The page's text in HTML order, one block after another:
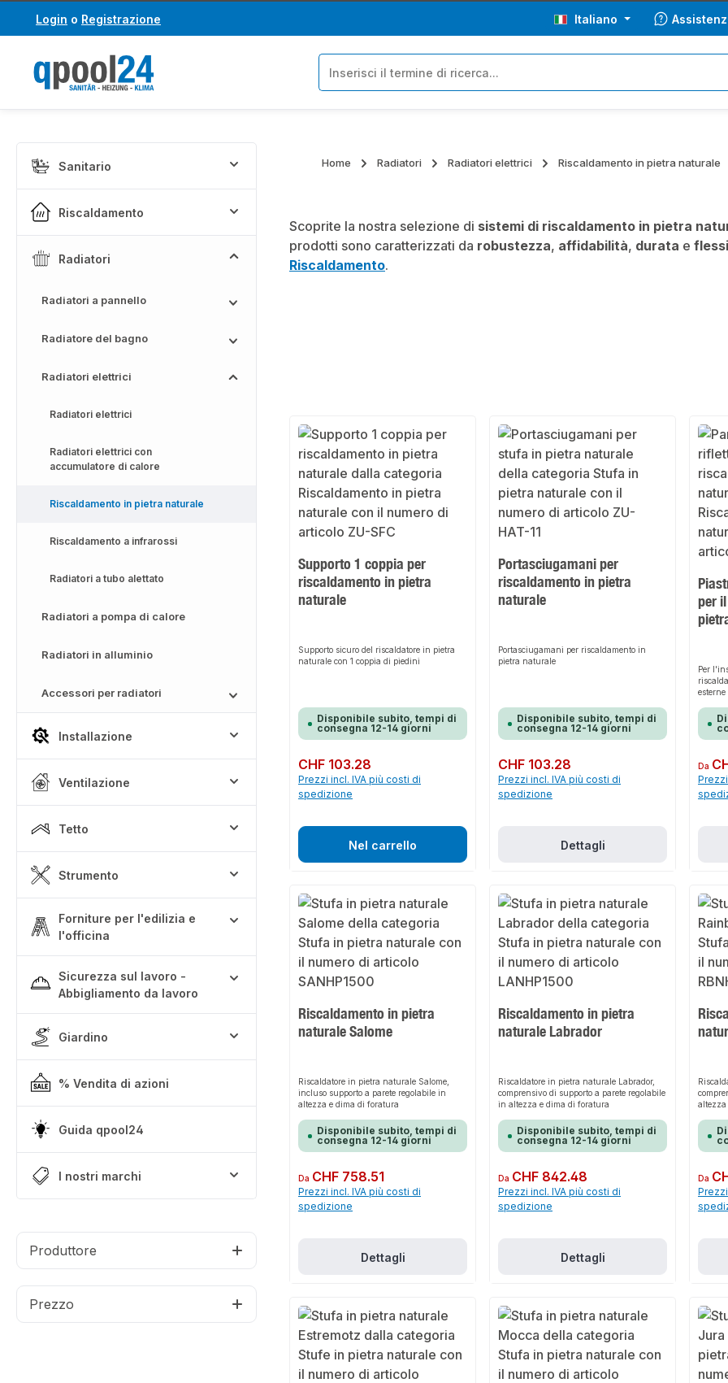
al contenuto principale
Salta alla ricerca
Login o Registrazione Italiano
Sanitario
Riscaldamento
Radiatori
Radiatori a pannello
Radiatore del bagno
Radiatori elettrici
Radiatori elettrici
Radiatori elettrici con
accumulatore di calore
Riscaldamento in pietra naturale
Riscaldamento a infrarossi
Radiatori a tubo alettato
Radiatori a pompa di calore
Radiatori in alluminio
Accessori per radiatori
Installazione
Ventilazione
Tetto
Strumento
Forniture per l'edilizia e
l'officina
Sicurezza sul lavoro -
Abbigliamento da lavoro
Giardino
% Vendita di azioni
Guida qpool24
I nostri marchi
Produttore
Prezzo
Home Radiatori Radiatori elettrici Riscaldamento in pietra naturale
Scoprite la nostra selezione di sistemi di riscaldamento in pietra
prodotti sono caratterizzati da robustezza, affidabilità, durata e
Riscaldamento.
Supporto 1 coppia per
riscaldamento in pietra
naturale
Supporto sicuro del riscaldatore in pietra
naturale con 1 coppia di piedini
Disponibile subito, tempi di
consegna 12-14 giorni
Prezzo normale:
CHF 103.28
Prezzi incl. IVA più costi di
spedizione
Nel carrello
Portasciugamani per
riscaldamento in pietra
naturale
Portasciugamani per riscaldamento in
pietra naturale
Disponibile subito, tempi di
consegna 12-14 giorni
Prezzo normale:
CHF 103.28
Prezzi incl. IVA più costi di
spedizione
Dettagli
per
Per
Prezzo
Da
Riscaldamento in pietra
naturale Salome
Riscaldatore in pietra naturale Salome,
incluso supporto a parete regolabile in
altezza e dima di foratura
Disponibile subito, tempi di
consegna 12-14 giorni
Prezzo normale:
Da CHF 758.51
Prezzi incl. IVA più costi di
spedizione
Dettagli
Riscaldamento in pietra
naturale Labrador
Riscaldatore in pietra naturale Labrador,
comprensivo di supporto a parete regolabile
in altezza e dima di foratura
Disponibile subito, tempi di
consegna 12-14 giorni
Prezzo normale:
Da CHF 842.48
Prezzi incl. IVA più costi di
spedizione
Dettagli
Prezzo
Da